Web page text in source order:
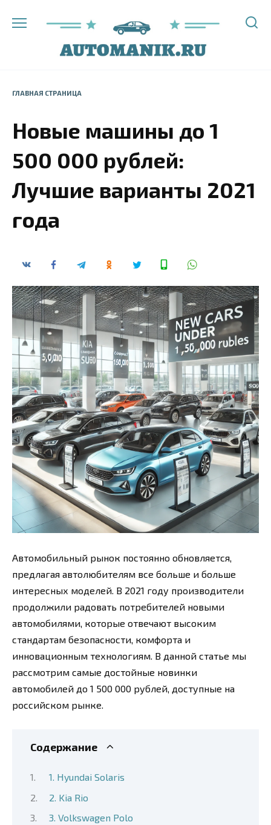
ГЛАВНАЯ СТРАНИЦА
Новые машины до 1
500 000 рублей:
Лучшие варианты 2021
года
Автомобильный рынок постоянно обновляется,
предлагая автолюбителям все больше и больше
интересных моделей. В 2021 году производители
продолжили радовать потребителей новыми
автомобилями, которые отвечают высоким
стандартам безопасности, комфорта и
инновационным технологиям. В данной статье мы
рассмотрим самые достойные новинки
автомобилей до 1 500 000 рублей, доступные на
российском рынке.
Содержание
1. Hyundai Solaris
2. Kia Rio
3. Volkswagen Polo